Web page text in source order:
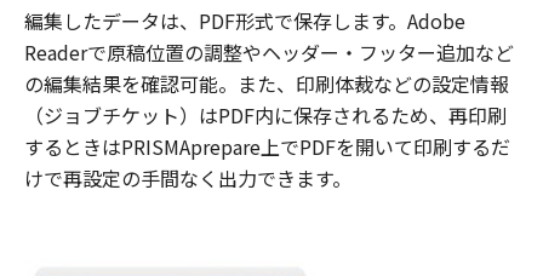
編集したデータは、PDF形式で保存します。Adobe
Readerで原稿位置の調整やヘッダー・フッター追加など
の編集結果を確認可能。また、印刷体裁などの設定情報
（ジョブチケット）はPDF内に保存されるため、再印刷
するときはPRISMAprepare上でPDFを開いて印刷するだ
けで再設定の手間なく出力できます。